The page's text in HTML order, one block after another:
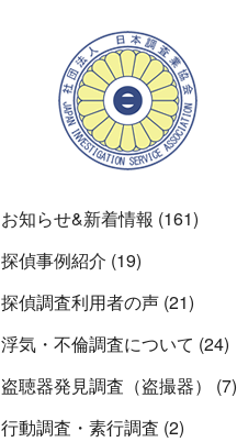
お知らせ&新着情報 (161)
探偵事例紹介 (19)
探偵調査利用者の声 (21)
浮気・不倫調査について (24)
盗聴器発見調査（盗撮器）
(7)
行動調査・素行調査 (2)